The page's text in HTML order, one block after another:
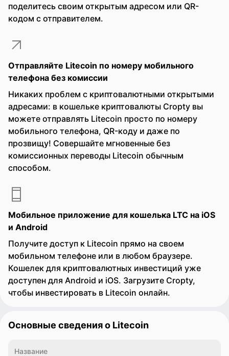
поделитесь своим открытым адресом или QR-
кодом с отправителем.
Отправляйте Litecoin по номеру мобильного
телефона без комиссии
Никаких проблем с криптовалютными открытыми
адресами: в кошельке криптовалюты Cropty вы
можете отправлять Litecoin просто по номеру
мобильного телефона, QR-коду и даже по
прозвищу! Совершайте мгновенные без
комиссионных переводы Litecoin обычным
способом.
Мобильное приложение для кошелька LTC на iOS
и Android
Получите доступ к Litecoin прямо на своем
мобильном телефоне или в любом браузере.
Кошелек для криптовалютных инвестиций уже
доступен для Android и iOS. Загрузите Cropty,
чтобы инвестировать в Litecoin онлайн.
Основные сведения о Litecoin
Название